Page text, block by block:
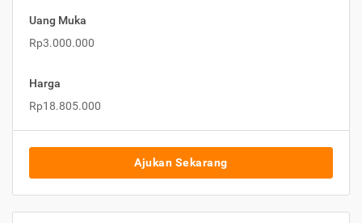
Uang Muka
Rp3.000.000
Harga
Rp18.805.000
Ajukan Sekarang